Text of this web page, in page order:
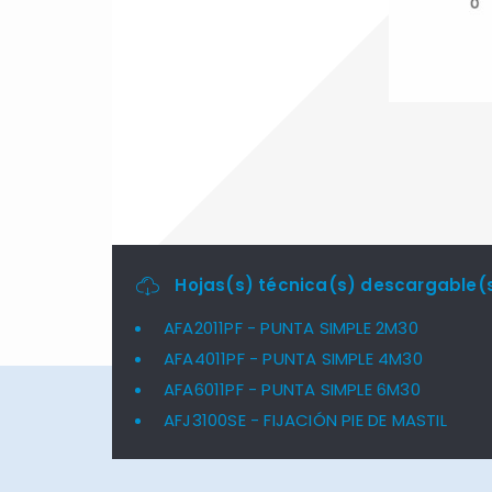
Hojas(s) técnica(s)
AFA2011PF - PUNTA SIMPLE 2M30
AFA4011PF - PUNTA SIMPLE 4M30
AFA6011PF - PUNTA SIMPLE 6M30
AFJ3100SE - FIJACIÓN PIE DE MASTIL